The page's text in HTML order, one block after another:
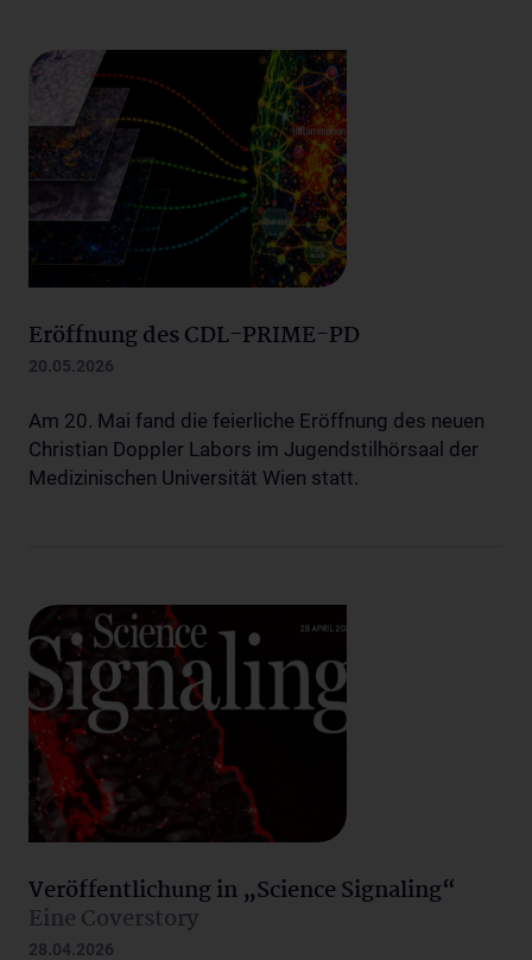
Eröffnung des CDL-PRIME-PD
20.05.2026
Am 20. Mai fand die feierliche Eröffnung des neuen
Christian Doppler Labors im Jugendstilhörsaal der
Medizinischen Universität Wien statt.
Veröffentlichung in „Science Signaling“
Eine Coverstory
28.04.2026